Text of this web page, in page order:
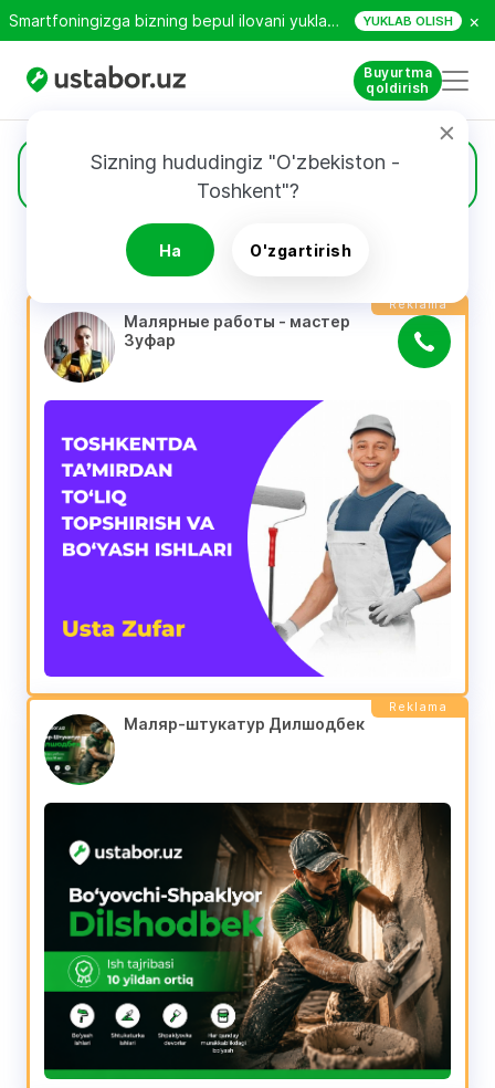
Smartfoningizga bizning bepul ilovani yuklab oling! YUKLAB OLISH ×
Buyurtma
qoldirish
Sizning hududingiz "O'zbekiston -
Toshkent"?
Ha O'zgartirish
Suvoq va bo`yoq ishlari 1483
QIDIRUV NATIJALARI
Reklama
Малярные работы - мастер
Зуфар
Reklama
Маляр-штукатур Дилшодбек